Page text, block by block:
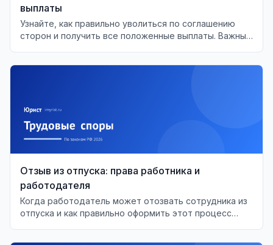
выплаты
Узнайте, как правильно уволиться по соглашению
сторон и получить все положенные выплаты. Важные
Отзыв из отпуска: права работника и
работодателя
Когда работодатель может отозвать сотрудника из
отпуска и как правильно оформить этот процесс